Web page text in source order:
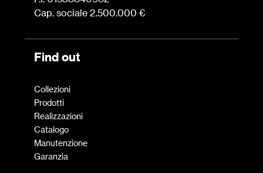
Cap. sociale 2.500.000 €
Find out
Collezioni
Prodotti
Realizzazioni
Catalogo
Manutenzione
Garanzia